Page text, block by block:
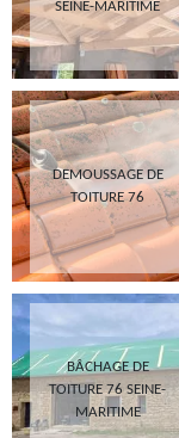
SEINE-MARITIME
DEMOUSSAGE DE
TOITURE 76
BÂCHAGE DE
TOITURE 76 SEINE-
MARITIME